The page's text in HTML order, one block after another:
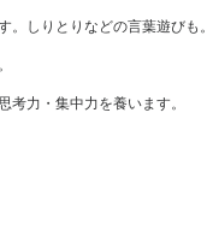
しりとりなどの言葉遊びも。
力・集中力を養います。